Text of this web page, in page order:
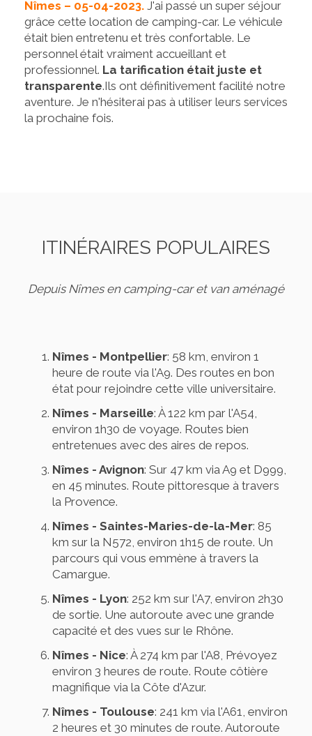
Nîmes – 05-04-2023. J'ai passé un super séjour
grâce cette location de camping-car. Le véhicule
était bien entretenu et très confortable. Le
personnel était vraiment accueillant et
professionnel. La tarification était juste et
transparente.Ils ont définitivement facilité notre
aventure. Je n'hésiterai pas à utiliser leurs services
la prochaine fois.
ITINÉRAIRES POPULAIRES
Depuis Nîmes en camping-car et van aménagé
Nîmes - Montpellier: 58 km, environ 1
heure de route via l'A9. Des routes en bon
état pour rejoindre cette ville universitaire.
Nîmes - Marseille: À 122 km par l'A54,
environ 1h30 de voyage. Routes bien
entretenues avec des aires de repos.
Nîmes - Avignon: Sur 47 km via A9 et D999,
en 45 minutes. Route pittoresque à travers
la Provence.
Nîmes - Saintes-Maries-de-la-Mer: 85
km sur la N572, environ 1h15 de route. Un
parcours qui vous emmène à travers la
Camargue.
Nîmes - Lyon: 252 km sur l'A7, environ 2h30
de sortie. Une autoroute avec une grande
capacité et des vues sur le Rhône.
Nîmes - Nice: À 274 km par l'A8, Prévoyez
environ 3 heures de route. Route côtière
magnifique via la Côte d'Azur.
Nîmes - Toulouse: 241 km via l'A61, environ
2 heures et 30 minutes de route. Autoroute